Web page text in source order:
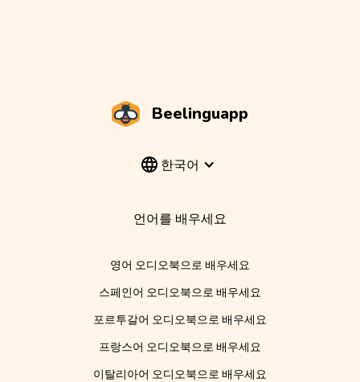
Beelinguapp
한국어
언어를 배우세요
영어 오디오북으로 배우세요
스페인어 오디오북으로 배우세요
포르투갈어 오디오북으로 배우세요
프랑스어 오디오북으로 배우세요
이탈리아어 오디오북으로 배우세요